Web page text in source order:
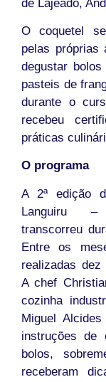
de Lajeado,
O coquetel
pelas próprias
degustar
pasteis de
durante o
recebeu
práticas
O programa
A 2ª edição
Languiru –
transcorreu
Entre os
realizadas
A chef
cozinha
Miguel
instruções de
bolos,
receberam